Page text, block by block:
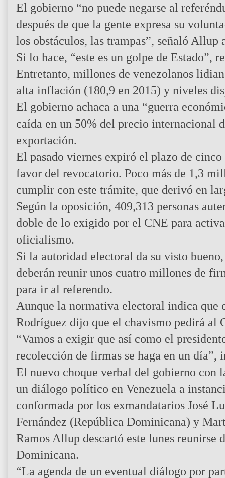
El gobierno “no puede negarse al
después de que la gente expresa su
los obstáculos, las trampas”, señaló
Si lo hace, “este es un golpe de Estado”,
Entretanto, millones de venezolanos
alta inflación (180,9 en 2015) y niveles
El gobierno achaca a una “guerra
caída en un 50% del precio internacional
exportación.
El pasado viernes expiró el plazo de
favor del revocatorio. Poco más de 1,3
cumplir con este trámite, que derivó en
Según la oposición, 409,313 personas
doble de lo exigido por el CNE para
oficialismo.
Si la autoridad electoral da su visto
deberán reunir unos cuatro millones de
para ir al referendo.
Aunque la normativa electoral indica que
Rodríguez dijo que el chavismo pedirá al
“Vamos a exigir que así como el
recolección de firmas se haga en un día”,
El nuevo choque verbal del gobierno con
un diálogo político en Venezuela a
conformada por los exmandatarios José
Fernández (República Dominicana) y
Ramos Allup descartó este lunes reunirse
Dominicana.
“La agenda de un eventual diálogo por